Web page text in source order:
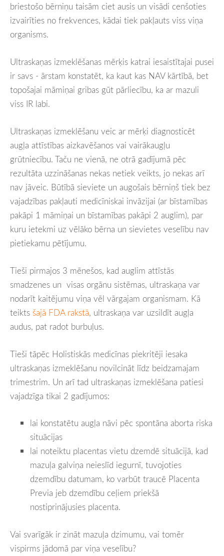
briestošo bērniņu taisām ciet ausis un visādi cenšoties
izvairīties no frekvences, kādai tiek pakļauts viss viņa
organisms.
Ultraskaņas izmeklēšanas mērķis katrai iesaistītajai pusei
ir savs - ārstam konstatēt, ka kaut kas NAV kārtībā, bet
topošajai māmiņai gribas gūt pārliecību, ka ar mazuli
viss IR labi.
Ultraskaņas izmeklēšanu veic ar mērķi diagnosticēt
augļa attīstības aizkavēšanos vai vairākaugļu
grūtniecību. Taču ne vienā, ne otrā gadījumā pēc
rezultāta uzzināšanas nekas netiek veikts, jo nekas arī
nav jāveic. Būtībā sieviete un augošais bērniņš tiek bez
vajadzības pakļauti medicīniskai invāzijai (ar bīstamības
pakāpi 1 māmiņai un bīstamības pakāpi 2 auglim), par
kuru ietekmi uz vēlāko bērna un sievietes veselību nav
pietiekamu pētījumu.
Tieši pirmajos 3 mēnešos, kad auglim attīstās
smadzenes un visas orgānu sistēmas, ultraskaņa var
nodarīt kaitējumu viņa vēl vārgajam organismam. Kā
teikts šajā FDA rakstā, ultraskaņa var uzsildīt augļa
audus, pat radot burbuļus.
Tieši tāpēc Holistiskās medicīnas piekritēji iesaka
ultraskaņas izmeklēšanu novilcināt līdz beidzamajam
trimestrim. Un arī tad ultraskaņas izmeklēšana patiesi
vajadzīga tikai 2 gadījumos:
lai konstatētu augļa nāvi pēc spontāna aborta riska
situācijas
lai noteiktu placentas vietu dzemdē situācijā, kad
mazuļa galviņa neieslīd iegurnī, tuvojoties
dzemdību datumam, ko varbūt traucē Placenta
Previa jeb dzemdību ceļiem priekšā
nostiprinājusies placenta.
Vai svarīgāk ir zināt mazuļa dzimumu, vai tomēr
vispirms jādomā par viņa veselību?